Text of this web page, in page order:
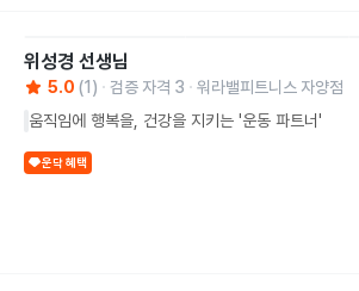
위성경 선생님
5.0 (1 ) 검증 자격 3
워라밸피트니스 자양점
움직임에 행복을, 건강을 지키는 '운동 파트너'
운닥 혜택